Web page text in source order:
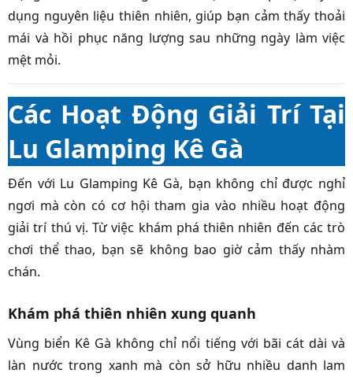
dụng nguyên liệu thiên nhiên, giúp bạn cảm thấy thoải
mái và hồi phục năng lượng sau những ngày làm việc
mệt mỏi.
Các Hoạt Động Giải Trí Tại
Lu Glamping Kê Gà
Đến với Lu Glamping Kê Gà, bạn không chỉ được nghỉ
ngơi mà còn có cơ hội tham gia vào nhiều hoạt động
giải trí thú vị. Từ việc khám phá thiên nhiên đến các trò
chơi thể thao, bạn sẽ không bao giờ cảm thấy nhàm
chán.
Khám phá thiên nhiên xung quanh
Vùng biển Kê Gà không chỉ nổi tiếng với bãi cát dài và
làn nước trong xanh mà còn sở hữu nhiều danh lam